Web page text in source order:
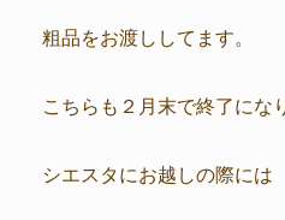
粗品をお渡ししてます。
こちらも２月末で終了にな
シエスタにお越しの際には